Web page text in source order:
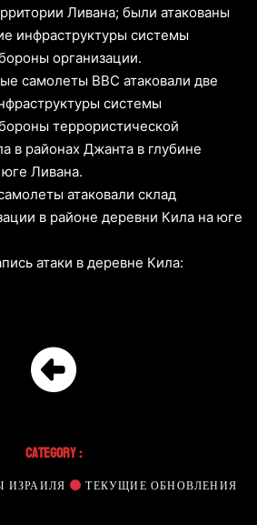
Ливана; были атакованы
инфраструктуры системы
организации.
самолеты ВВС атаковали две
системы
террористической
в районах Джанта в глубине
Ливана.
атаковали склад
в районе деревни Кила на юге
атаки в деревне Кила:
Category :
ИЗРАИЛЯ ТЕКУЩИЕ ОБНОВЛЕНИЯ